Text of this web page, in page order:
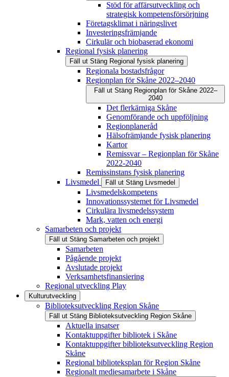
Stöd för affärsutveckling och
strategisk kompetensförsörjning
Företagsklimat i näringslivet
Investeringsfrämjande
Cirkulär och biobaserad ekonomi
Regional fysisk planering
Fäll ut Stäng Regional fysisk planering
Regionala bostadsfrågor
Regionplan för Skåne 2022–2040
Fäll ut Stäng Regionplan för Skåne 2022–
2040
Det flerkärniga Skåne
Genomförande och uppföljning
Regionplaneråd
Hälsofrämjande fysisk planering
Kartor
Remissvar – Regionplan för Skåne
2022-2040
Remissinstans fysisk planering
Livsmedel
Fäll ut Stäng Livsmedel
Livsmedelskompetens
Innovationssystemet för Livsmedel
Cirkulära livsmedelssystem
Mark, vatten och energi
Samarbeten och projekt
Fäll ut Stäng Samarbeten och projekt
Samarbeten
Pågående projekt
Avslutade projekt
Verksamhetsfinansiering
Regional utveckling Play
Kulturutveckling
Biblioteksutveckling Region Skåne
Fäll ut Stäng Biblioteksutveckling Region Skåne
Aktuella insatser
Kontaktuppgifter bibliotek i Skåne
Kontaktuppgifter biblioteksutveckling Region
Skåne
Regional biblioteksplan för Region Skåne
Regionalt mediesamarbete i Skåne